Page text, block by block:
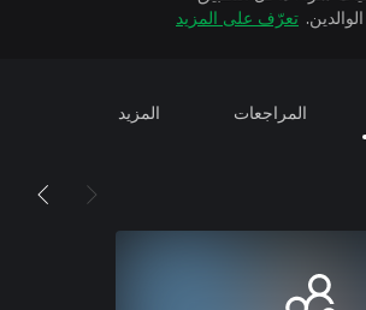
تعرّف على المزيد
المراجعات المزيد